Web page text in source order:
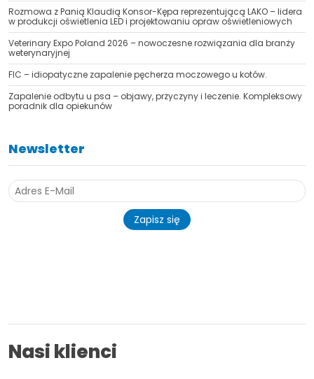
Rozmowa z Panią Klaudią Konsor-Kępa reprezentującą LAKO – lidera
w produkcji oświetlenia LED i projektowaniu opraw oświetleniowych
Veterinary Expo Poland 2026 – nowoczesne rozwiązania dla branży
weterynaryjnej
FIC – idiopatyczne zapalenie pęcherza moczowego u kotów.
Zapalenie odbytu u psa – objawy, przyczyny i leczenie. Kompleksowy
poradnik dla opiekunów
Newsletter
Zapisz się
Nasi klienci